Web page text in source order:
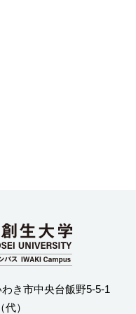
き市中央台飯野5-5-1
（代）